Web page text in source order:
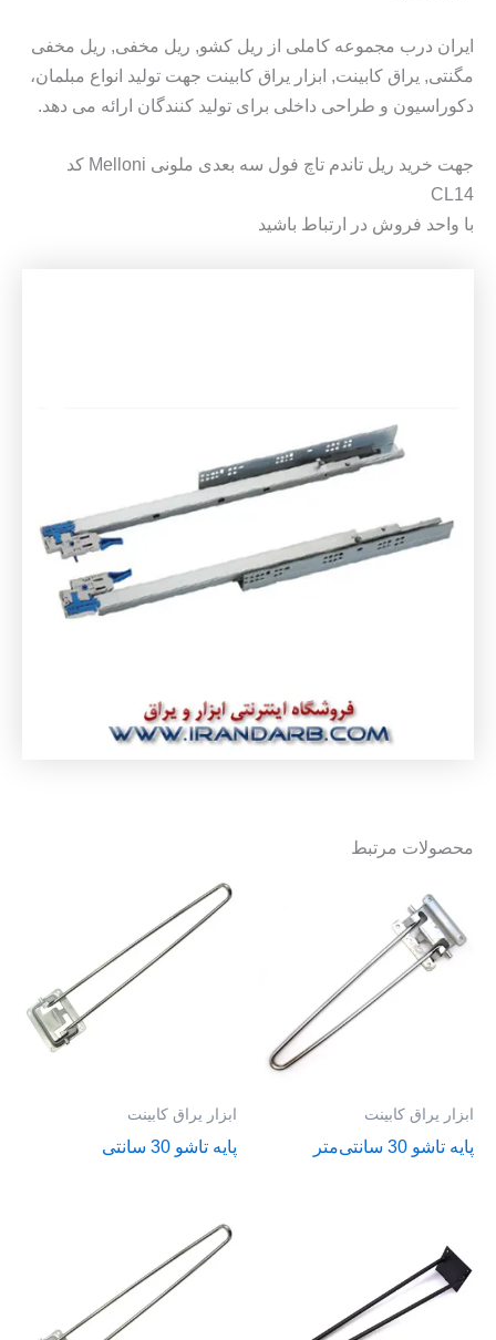
ایران درب مجموعه کاملی از ریل کشو, ریل مخفی, ریل مخفی
مگنتی, یراق کابینت, ابزار یراق کابینت جهت تولید انواع مبلمان،
دکوراسیون و طراحی داخلی برای تولید کنندگان ارائه می دهد.
جهت خرید ریل تاندم تاچ فول سه بعدی ملونی Melloni کد
CL14
با واحد فروش در ارتباط باشید
محصولات مرتبط
ابزار یراق کابینت
پایه تاشو 30 سانتی‌متر
ابزار یراق کابینت
پایه تاشو 30 سانتی